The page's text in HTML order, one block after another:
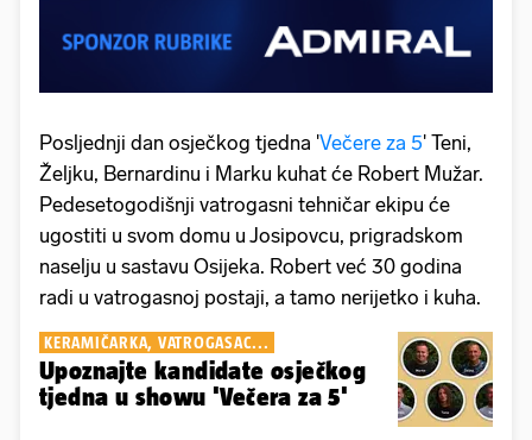
Posljednji dan osječkog tjedna 'Večere za 5' Teni,
Željku, Bernardinu i Marku kuhat će Robert Mužar.
Pedesetogodišnji vatrogasni tehničar ekipu će
ugostiti u svom domu u Josipovcu, prigradskom
naselju u sastavu Osijeka. Robert već 30 godina
radi u vatrogasnoj postaji, a tamo nerijetko i kuha.
KERAMIČARKA, VATROGASAC...
Upoznajte kandidate osječkog
tjedna u showu 'Večera za 5'